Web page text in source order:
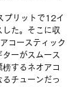
プリットで12イ
した。そこに収
コースティック
ーがスムース
するネオアコ
チューンだっ